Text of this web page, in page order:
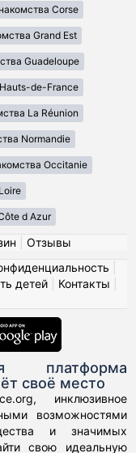
Corse
Grand Est
Guadeloupe
de-France
La Réunion
Normandie
Occitanie
d Azur
Отзывы
детей| Контакты
платформа
своё место
инклюзивное
возможностями
и значимых
свою идеальную